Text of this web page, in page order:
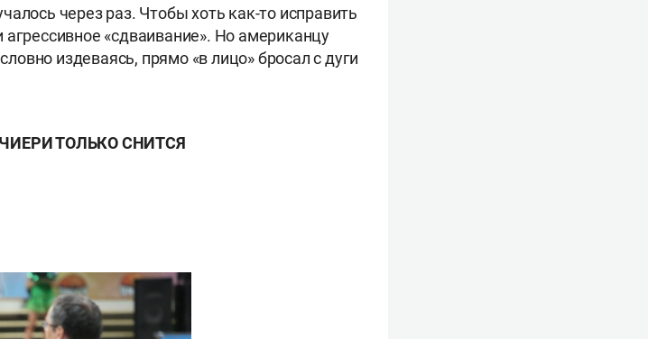
через раз. Чтобы хоть как-то исправить
«сдваивание». Но американцу
издеваясь, прямо «в лицо» бросал с дуги
ТОЛЬКО СНИТСЯ